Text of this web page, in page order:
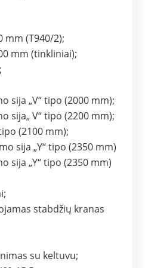
mm (T940/2);
mm (tinkliniai);
sija „V“ tipo (2000 mm);
sija„ V“ tipo (2200 mm);
(2100 mm);
sija „Y“ tipo (2350 mm)
sija „Y“ tipo (2350 mm)
stabdžių kranas
su keltuvu;